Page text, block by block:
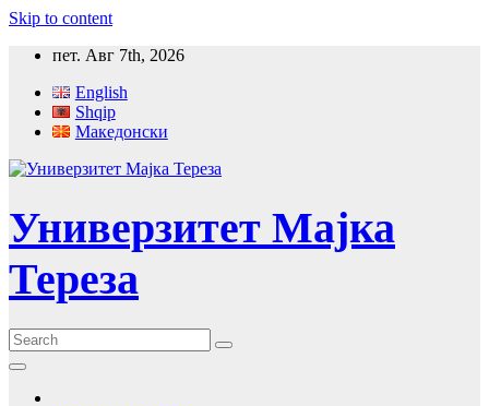
Skip to content
пет. Авг 7th, 2026
English
Shqip
Македонски
Универзитет Мајка
Тереза